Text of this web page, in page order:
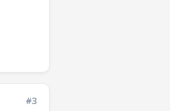
#3